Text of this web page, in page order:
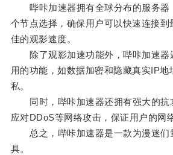
哔咔加速器拥有全球分布的服务器
个节点选择，确保用户可以快速连接到
佳的观影速度。
除了观影加速功能外，哔咔加速器
用的功能，如数据加密和隐藏真实IP地
私。
同时，哔咔加速器还拥有强大的抗
应对DDoS等网络攻击，保证用户的网
总之，哔咔加速器是一款为漫迷们
具。